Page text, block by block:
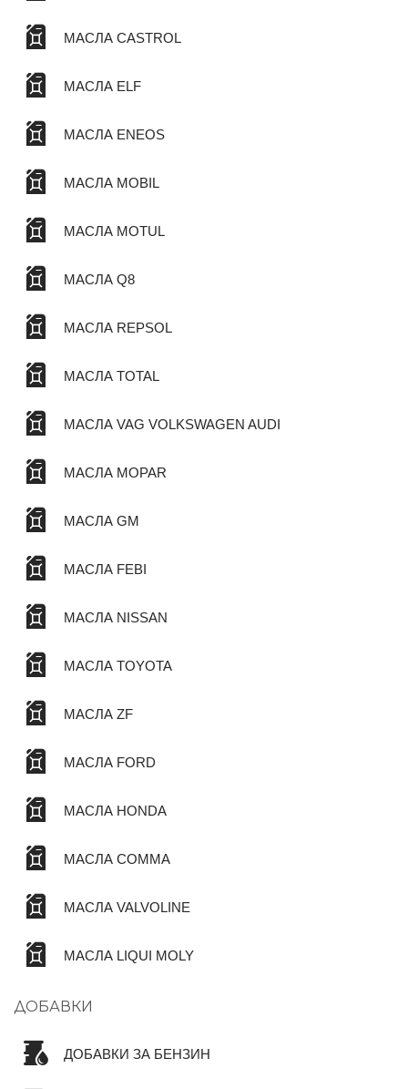
МАСЛА CASTROL
МАСЛА ELF
МАСЛА ENEOS
МАСЛА MOBIL
МАСЛА MOTUL
МАСЛА Q8
МАСЛА REPSOL
МАСЛА TOTAL
МАСЛА VAG VOLKSWAGEN AUDI
МАСЛА MOPAR
МАСЛА GM
МАСЛА FEBI
МАСЛА NISSAN
МАСЛА TOYOTA
МАСЛА ZF
МАСЛА FORD
МАСЛА HONDA
МАСЛА COMMA
МАСЛА VALVOLINE
МАСЛА LIQUI MOLY
ДОБАВКИ
ДОБАВКИ ЗА БЕНЗИН